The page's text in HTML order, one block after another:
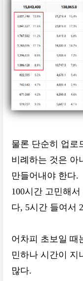
물론 단순히 업로
비례하는 것은 아
만들어내야 한다.
100시간 고민해
다, 5시간 들여서
어차피 초보일 때
민하나 시간이 지
많다.